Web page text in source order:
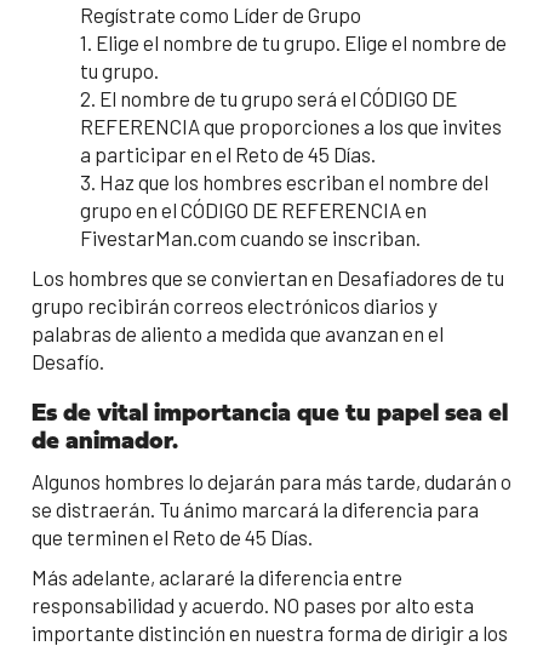
Regístrate como Líder de Grupo
1. Elige el nombre de tu grupo. Elige el nombre de
tu grupo.
2. El nombre de tu grupo será el CÓDIGO DE
REFERENCIA que proporciones a los que invites
a participar en el Reto de 45 Días.
3. Haz que los hombres escriban el nombre del
grupo en el CÓDIGO DE REFERENCIA en
FivestarMan.com cuando se inscriban.
Los hombres que se conviertan en Desafiadores de tu
grupo recibirán correos electrónicos diarios y
palabras de aliento a medida que avanzan en el
Desafío.
Es de vital importancia que tu papel sea el
de animador.
Algunos hombres lo dejarán para más tarde, dudarán o
se distraerán. Tu ánimo marcará la diferencia para
que terminen el Reto de 45 Días.
Más adelante, aclararé la diferencia entre
responsabilidad y acuerdo. NO pases por alto esta
importante distinción en nuestra forma de dirigir a los